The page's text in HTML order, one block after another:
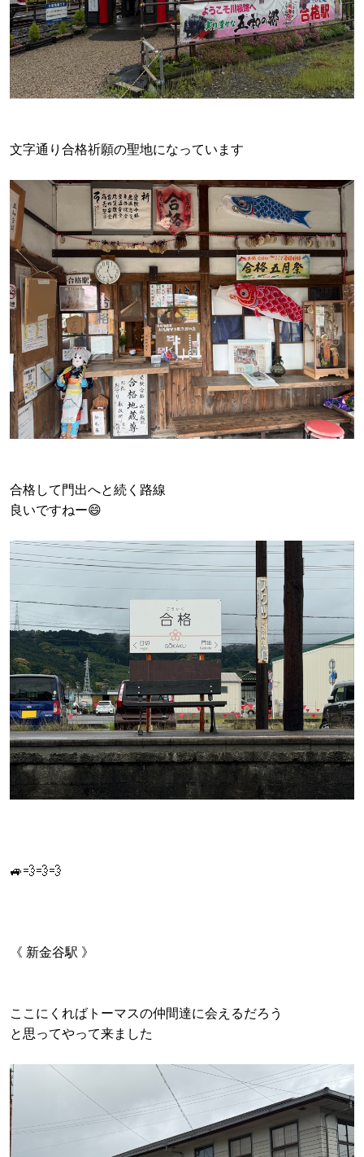
文字通り合格祈願の聖地になっています
合格して門出へと続く路線
良いですねー😄
🚙💨💨💨
《 新金谷駅 》
ここにくればトーマスの仲間達に会えるだろう
と思ってやって来ました